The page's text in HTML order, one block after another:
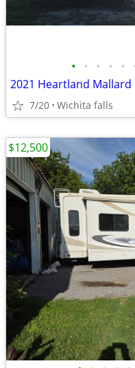
• • • • •
2021 Heartland Mallard
7/20 Wichita falls
$12,500